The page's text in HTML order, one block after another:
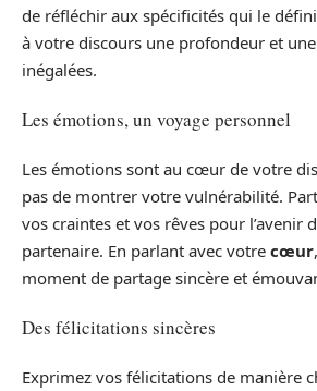
de réfléchir aux spécificités qui le
à votre discours une profondeur et
inégalées.
Les émotions, un voyage personnel
Les émotions sont au cœur de votre
pas de montrer votre vulnérabilité.
vos craintes et vos rêves pour l’avenir
partenaire. En parlant avec votre cœur
moment de partage sincère et
Des félicitations sincères
Exprimez vos félicitations de manière